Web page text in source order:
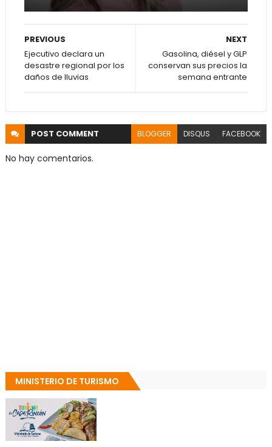
NEXT
Gasolina, diésel y GLP
conservan sus precios la
semana entrante
PREVIOUS
Ejecutivo declara un
desastre regional por los
daños de lluvias
POST COMMENT BLOGGER DISQUS FACEBOOK
No hay comentarios.
MINISTERIO DE TURISMO